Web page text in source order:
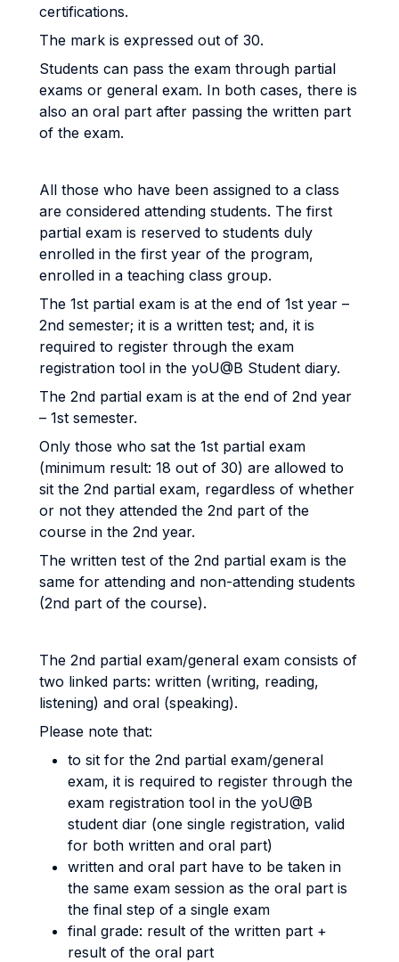
certifications.
The mark is expressed out of 30.
Students can pass the exam through partial
exams or general exam. In both cases, there is
also an oral part after passing the written part
of the exam.
All those who have been assigned to a class
are considered attending students. The first
partial exam is reserved to students duly
enrolled in the first year of the program,
enrolled in a teaching class group.
The 1st partial exam is at the end of 1st year –
2nd semester; it is a written test; and, it is
required to register through the exam
registration tool in the yoU@B Student diary.
The 2nd partial exam is at the end of 2nd year
– 1st semester.
Only those who sat the 1st partial exam
(minimum result: 18 out of 30) are allowed to
sit the 2nd partial exam, regardless of whether
or not they attended the 2nd part of the
course in the 2nd year.
The written test of the 2nd partial exam is the
same for attending and non-attending students
(2nd part of the course).
The 2nd partial exam/general exam consists of
two linked parts: written (writing, reading,
listening) and oral (speaking).
Please note that:
to sit for the 2nd partial exam/general
exam, it is required to register through the
exam registration tool in the yoU@B
student diar (one single registration, valid
for both written and oral part)
written and oral part have to be taken in
the same exam session as the oral part is
the final step of a single exam
final grade: result of the written part +
result of the oral part